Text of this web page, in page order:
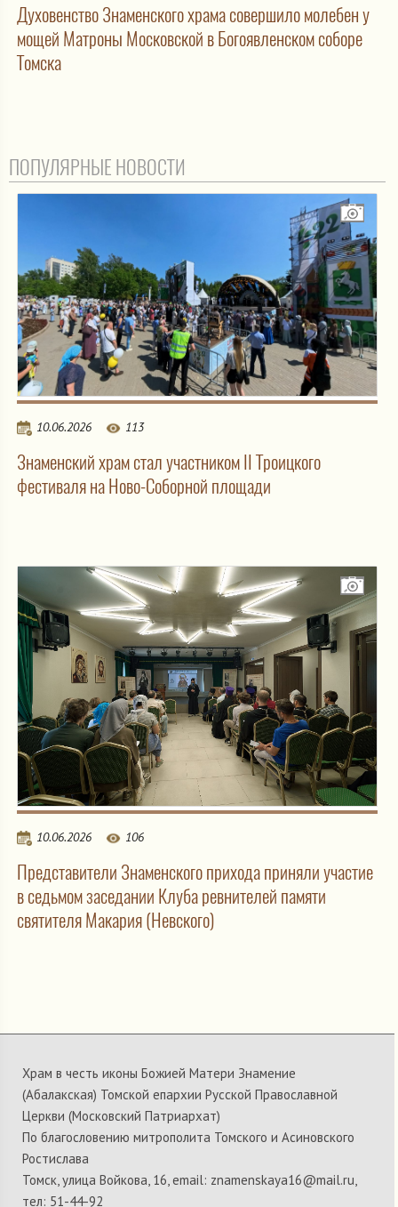
Духовенство Знаменского храма совершило молебен у
мощей Матроны Московской в Богоявленском соборе
Томска
ПОПУЛЯРНЫЕ НОВОСТИ
10.06.2026 113
Знаменский храм стал участником II Троицкого
фестиваля на Ново-Соборной площади
10.06.2026 106
Представители Знаменского прихода приняли участие
в седьмом заседании Клуба ревнителей памяти
святителя Макария (Невского)
Храм в честь иконы Божией Матери Знамение
(Абалакская) Томской епархии Русской Православной
Церкви (Московский Патриархат)
По благословению митрополита Томского и Асиновского
Ростислава
Томск, улица Войкова, 16, email: znamenskaya16@mail.ru,
тел: 51-44-92